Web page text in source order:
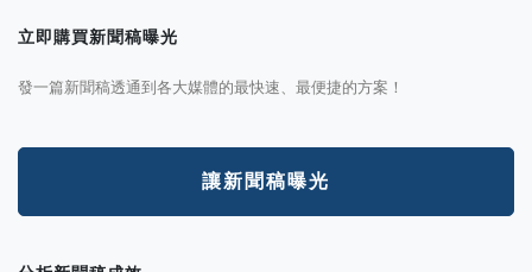
立即購買新聞稿曝光
發一篇新聞稿透通到各大媒體的最快速、最便捷的方案！
讓新聞稿曝光